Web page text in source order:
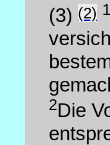
(3) (2) 1
2Die